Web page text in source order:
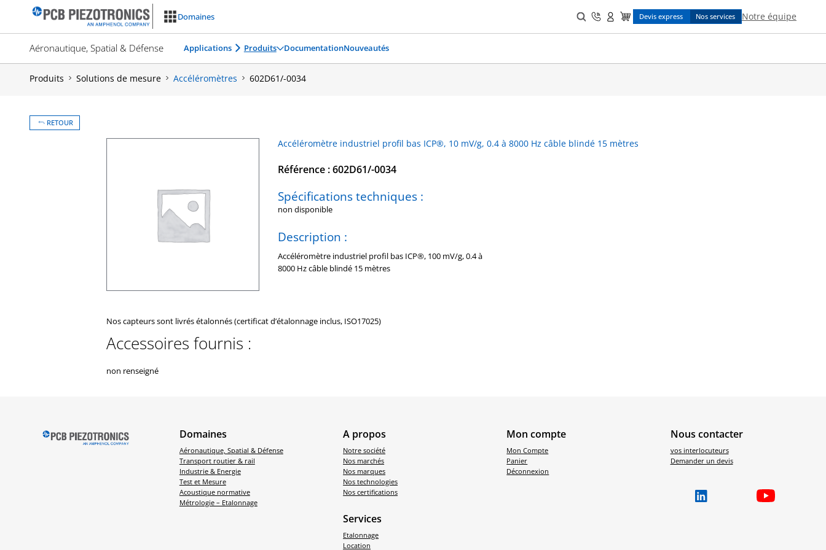
Domaines
Search
for:
Devis express Nos services Notre équipe
Aéronautique, Spatial & Défense Applications Produits DocumentationNouveautés
Produits Solutions de mesure Accéléromètres 602D61/-0034
RETOUR
Accéléromètre industriel profil bas ICP®, 10 mV/g, 0.4 à 8000 Hz câble blindé 15 mètres
Référence : 602D61/-0034
Spécifications techniques :
non disponible
Description :
Accéléromètre industriel profil bas ICP®, 100 mV/g, 0.4 à
8000 Hz câble blindé 15 mètres
Nos capteurs sont livrés étalonnés (certificat d’étalonnage inclus, ISO17025)
Accessoires fournis :
non renseigné
Domaines
Aéronautique, Spatial & Défense
Transport routier & rail
Industrie & Energie
Test et Mesure
Acoustique normative
Métrologie – Etalonnage
A propos
Notre société
Nos marchés
Nos marques
Nos technologies
Nos certifications
Services
Etalonnage
Location
Mon compte
Mon Compte
Panier
Déconnexion
Nous contacter
vos interlocuteurs
Demander un devis